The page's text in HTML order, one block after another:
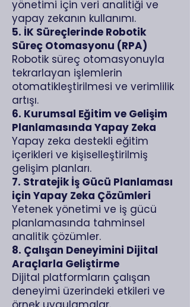
yönetimi için veri analitiği ve
yapay zekanın kullanımı.
5. İK Süreçlerinde Robotik
Süreç Otomasyonu (RPA)
Robotik süreç otomasyonuyla
tekrarlayan işlemlerin
otomatikleştirilmesi ve verimlilik
artışı.
6. Kurumsal Eğitim ve Gelişim
Planlamasında Yapay Zeka
Yapay zeka destekli eğitim
içerikleri ve kişiselleştirilmiş
gelişim planları.
7. Stratejik İş Gücü Planlaması
için Yapay Zeka Çözümleri
Yetenek yönetimi ve iş gücü
planlamasında tahminsel
analitik çözümler.
8. Çalışan Deneyimini Dijital
Araçlarla Geliştirme
Dijital platformların çalışan
deneyimi üzerindeki etkileri ve